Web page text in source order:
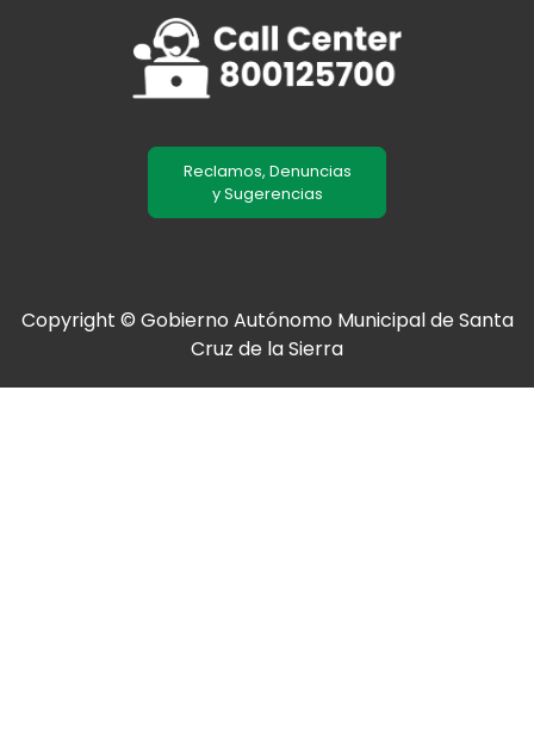
Reclamos, Denuncias
y Sugerencias
Copyright © Gobierno Autónomo Municipal de Santa
Cruz de la Sierra